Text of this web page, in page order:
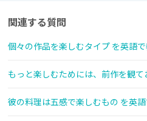
関連する質問
個々の作品を楽しむタイプ を英語
もっと楽しむためには、前作を観
彼の料理は五感で楽しむもの を英